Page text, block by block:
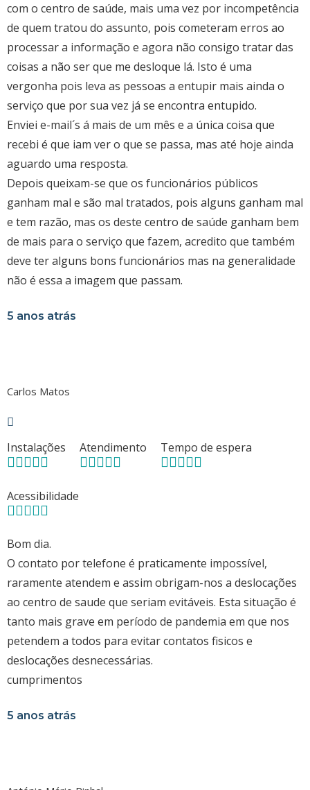
com o centro de saúde, mais uma vez por incompetência
de quem tratou do assunto, pois cometeram erros ao
processar a informação e agora não consigo tratar das
coisas a não ser que me desloque lá. Isto é uma
vergonha pois leva as pessoas a entupir mais ainda o
serviço que por sua vez já se encontra entupido.
Enviei e-mail´s á mais de um mês e a única coisa que
recebi é que iam ver o que se passa, mas até hoje ainda
aguardo uma resposta.
Depois queixam-se que os funcionários públicos
ganham mal e são mal tratados, pois alguns ganham mal
e tem razão, mas os deste centro de saúde ganham bem
de mais para o serviço que fazem, acredito que também
deve ter alguns bons funcionários mas na generalidade
não é essa a imagem que passam.
5 anos atrás
Carlos Matos
Instalações Atendimento Tempo de espera
Acessibilidade
Bom dia.
O contato por telefone é praticamente impossível,
raramente atendem e assim obrigam-nos a deslocações
ao centro de saude que seriam evitáveis. Esta situação é
tanto mais grave em período de pandemia em que nos
petendem a todos para evitar contatos fisicos e
deslocações desnecessárias.
cumprimentos
5 anos atrás